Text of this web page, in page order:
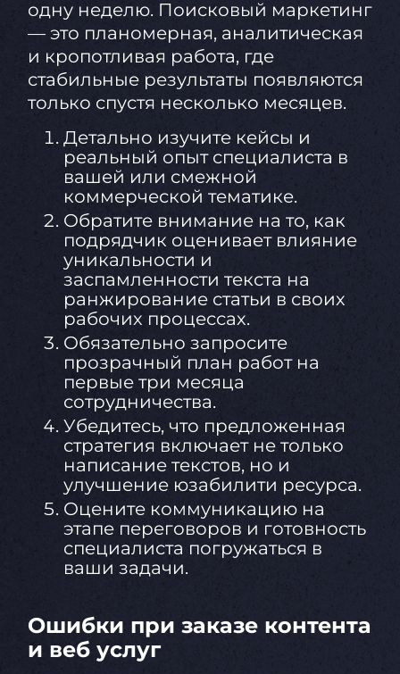
одну неделю. Поисковый маркетинг
— это планомерная, аналитическая
и кропотливая работа, где
стабильные результаты появляются
только спустя несколько месяцев.
Детально изучите кейсы и
реальный опыт специалиста в
вашей или смежной
коммерческой тематике.
Обратите внимание на то, как
подрядчик оценивает влияние
уникальности и
заспамленности текста на
ранжирование статьи в своих
рабочих процессах.
Обязательно запросите
прозрачный план работ на
первые три месяца
сотрудничества.
Убедитесь, что предложенная
стратегия включает не только
написание текстов, но и
улучшение юзабилити ресурса.
Оцените коммуникацию на
этапе переговоров и готовность
специалиста погружаться в
ваши задачи.
Ошибки при заказе контента
и веб услуг